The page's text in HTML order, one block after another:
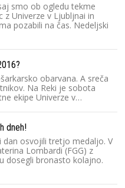
smo ob ogledu tekme
Univerze v Ljubljnai in
pozabili na čas. Nedeljski
obarvana. A sreča
Na Reki je sobota
ekipe Univerze v…
dneh!
dan osvojili tretjo medaljo. V
Lombardi (FGG) z
dosegli bronasto kolajno.